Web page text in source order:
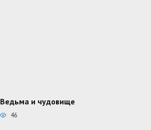
Ведьма и чудовище
46